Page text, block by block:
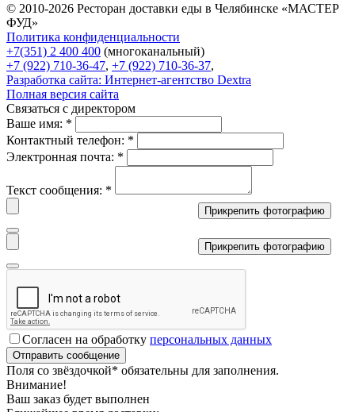
© 2010-2026 Ресторан доставки еды в Челябинске «МАСТЕР
ФУД»
Политика конфиденциальности
+7(351) 2 400 400 (многоканальный)
+7 (922) 710-36-47, +7 (922) 710-36-37,
Разработка сайта: Интернет-агентство Dextra
Полная версия сайта
Связаться с директором
Ваше имя: *
Контактный телефон: *
Электронная почта: *
Текст сообщения: *
Прикрепить фотографию
Прикрепить фотографию
Согласен на обработку персональных данных
Поля со звёздочкой* обязательны для заполнения.
Внимание!
Ваш заказ будет выполнен